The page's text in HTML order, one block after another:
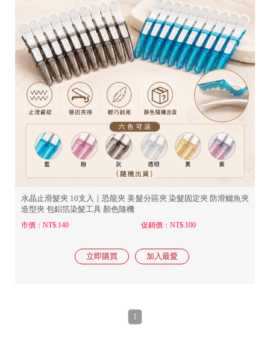
水晶止滑髮夾 10支入｜恐龍夾 美髮分區夾 染髮固定夾 防滑鱷魚夾
造型夾 包鋁箔染髮工具 顏色隨機
市價：NT$.140 促銷價：NT$.100
1